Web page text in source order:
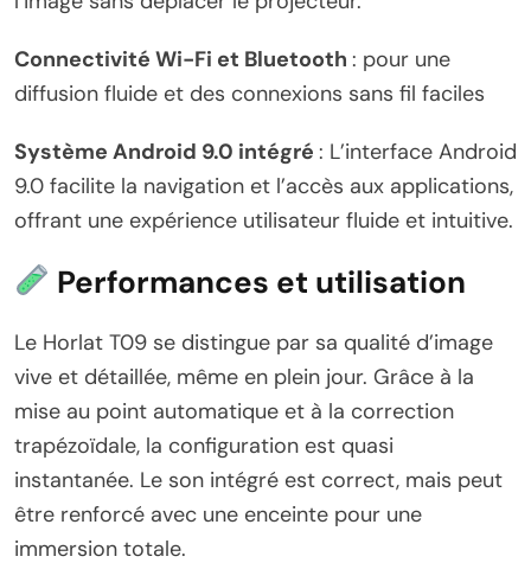
Connectivité Wi-Fi et Bluetooth : pour une
diffusion fluide et des connexions sans fil faciles
Système Android 9.0 intégré : L’interface Android
9.0 facilite la navigation et l’accès aux applications,
offrant une expérience utilisateur fluide et intuitive.
Performances et utilisation
Le Horlat T09 se distingue par sa qualité d’image
vive et détaillée, même en plein jour. Grâce à la
mise au point automatique et à la correction
trapézoïdale, la configuration est quasi
instantanée. Le son intégré est correct, mais peut
être renforcé avec une enceinte pour une
immersion totale.